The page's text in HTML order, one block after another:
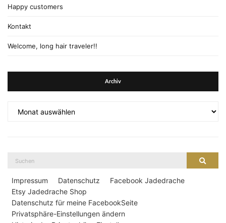
Happy customers
Kontakt
Welcome, long hair traveler!!
Archiv
Suche
Impressum Datenschutz
Facebook Jadedrache
Etsy Jadedrache Shop
Datenschutz für meine FacebookSeite
Privatsphäre-Einstellungen ändern